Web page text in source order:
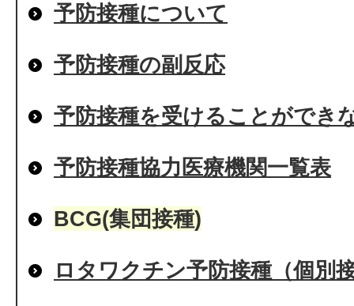
予防接種について
予防接種の副反応
予防接種を受けることができ
予防接種協力医療機関一覧表
BCG(集団接種)
ロタワクチン予防接種（個別